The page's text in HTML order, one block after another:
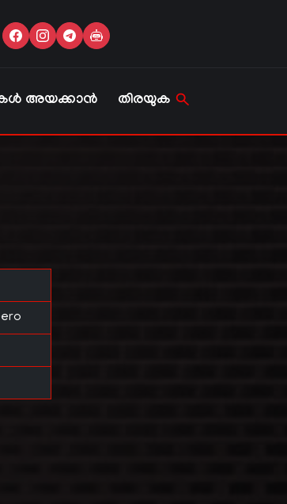
അയക്കാൻ തിരയുക